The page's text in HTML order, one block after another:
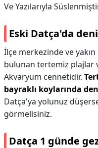
Ve Yazılarıyla
Eski Datça'da
İlçe merkezinde ve
bulunan tertemiz plajlar
Akvaryum cennetidir.
bayraklı koylarında
Datça'ya yolunuz
görmelisiniz.
Datça 1 günde